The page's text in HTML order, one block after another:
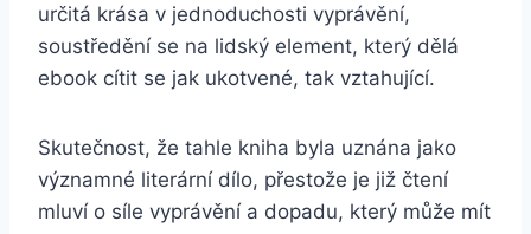
určitá krása v jednoduchosti vyprávění,
soustředění se na lidský element, který dělá
ebook cítit se jak ukotvené, tak vztahující.
Skutečnost, že tahle kniha byla uznána jako
významné literární dílo, přestože je již čtení
mluví o síle vyprávění a dopadu, který může mít